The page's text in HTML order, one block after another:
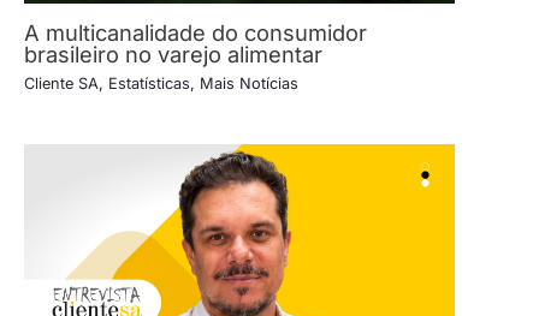
A multicanalidade do consumidor
brasileiro no varejo alimentar
Cliente SA, Estatísticas, Mais Notícias